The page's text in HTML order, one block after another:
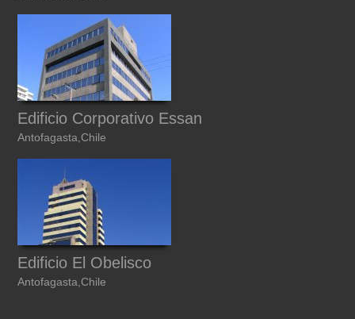
Edificio Corporativo Essan
Antofagasta,Chile
Edificio El Obelisco
Antofagasta,Chile